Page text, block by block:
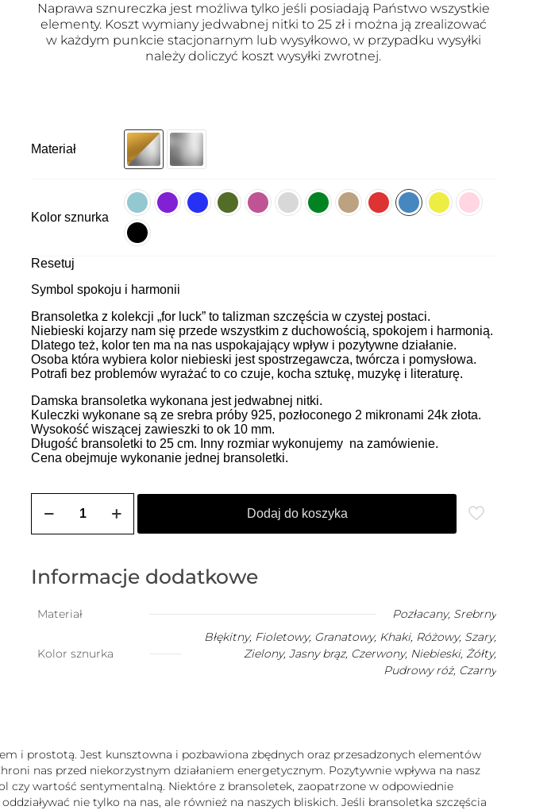
Naprawa sznureczka jest możliwa tylko jeśli posiadają Państwo wszystkie
elementy. Koszt wymiany jedwabnej nitki to 25 zł i można ją zrealizować
w każdym punkcie stacjonarnym lub wysyłkowo, w przypadku wysyłki
należy doliczyć koszt wysyłki zwrotnej.
Materiał
Kolor sznurka
Resetuj
Symbol spokoju i harmonii
Bransoletka z kolekcji „for luck” to talizman szczęścia w czystej postaci.
Niebieski kojarzy nam się przede wszystkim z duchowością, spokojem i harmonią.
Dlatego też, kolor ten ma na nas uspokajający wpływ i pozytywne działanie.
Osoba która wybiera kolor niebieski jest spostrzegawcza, twórcza i pomysłowa.
Potrafi bez problemów wyrażać to co czuje, kocha sztukę, muzykę i literaturę.
Damska bransoletka wykonana jest jedwabnej nitki.
Kuleczki wykonane są ze srebra próby 925, pozłoconego 2 mikronami 24k złota.
Wysokość wiszącej zawieszki to ok 10 mm.
Długość bransoletki to 25 cm. Inny rozmiar wykonujemy na zamówienie.
Cena obejmuje wykonanie jednej bransoletki.
ZOZO
damska
na
Dodaj do koszyka
Informacje dodatkowe
Materiał Pozłacany, Srebrny
Kolor sznurka
Błękitny, Fioletowy, Granatowy, Khaki, Różowy, Szary,
Zielony, Jasny brąz, Czerwony, Niebieski, Żółty,
Pudrowy róż, Czarny
i prostotą. Jest kunsztowna i pozbawiona zbędnych oraz przesadzonych elementów
nas przed niekorzystnym działaniem energetycznym. Pozytywnie wpływa na nasz
czy wartość sentymentalną. Niektóre z bransoletek, zaopatrzone w odpowiednie
nie tylko na nas, ale również na naszych bliskich. Jeśli bransoletka szczęścia